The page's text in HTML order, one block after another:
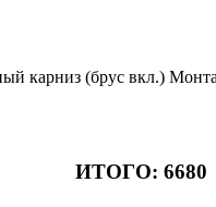
карниз (брус вкл.)
ИТОГО: 6680